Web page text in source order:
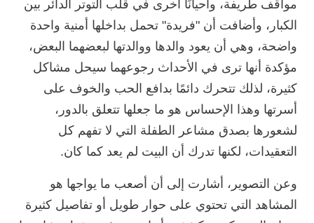
مواقف طريفة، وأحيانًا أخرى في قلب التوتر الدائر بين
الكبار، وأضافت أن "فريدة" تحمل بداخلها أمنية واحدة
واضحة، وهي أن يعود والدها ووالدتها لبعضهما البعض،
مؤكدة أنها ترى في الأحداث رجوعهما سيحل مشاكل
كثيرة، لذلك تتحرك دائمًا بدافع الحب والخوف على
أسرتها وهذا الإحساس هو ما جعلها تتعلق بالدور،
لشعورها بصدق مشاعر الطفلة التي لا تفهم كل
التعقيدات، لكنها تدرك أن البيت لم يعد كما كان.
وعن التصوير، أشارت إلى أن أصعب ما يواجها هو
المشاهد التي تحتوي على حوار طويل أو تفاصيل كثيرة